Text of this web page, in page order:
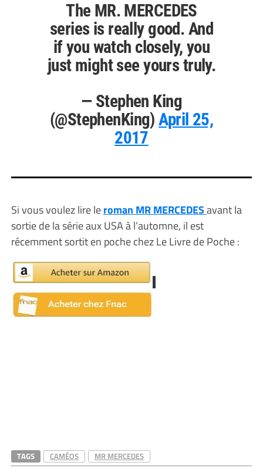
The MR. MERCEDES
series is really good. And
if you watch closely, you
just might see yours truly.
— Stephen King
(@StephenKing)April 25,
2017
Si vous voulez lire leroman MR MERCEDESavant la
sortie de la série aux USA à l’automne, il est
récemment sortit en poche chez Le Livre de Poche :
TAGS CAMÉOS MR MERCEDES